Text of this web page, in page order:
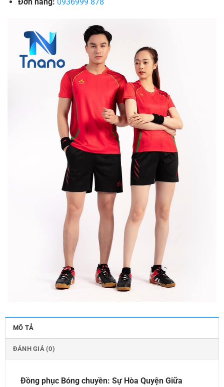
MÔ TẢ
ĐÁNH GIÁ (0)
Đồng phục Bóng chuyền: Sự Hòa Quyện Giữa